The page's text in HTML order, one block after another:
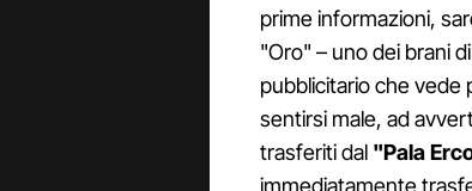
prime informazioni,
"Oro" – uno dei brani
pubblicitario che vede
sentirsi male, ad
trasferiti dal "Pala
immediatamente